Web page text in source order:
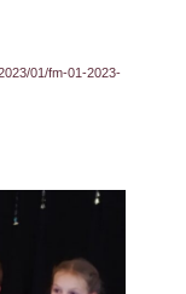
01/fm-01-2023-